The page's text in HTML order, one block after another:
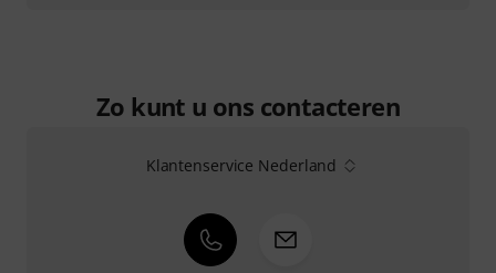
Zo kunt u ons contacteren
Klantenservice Nederland